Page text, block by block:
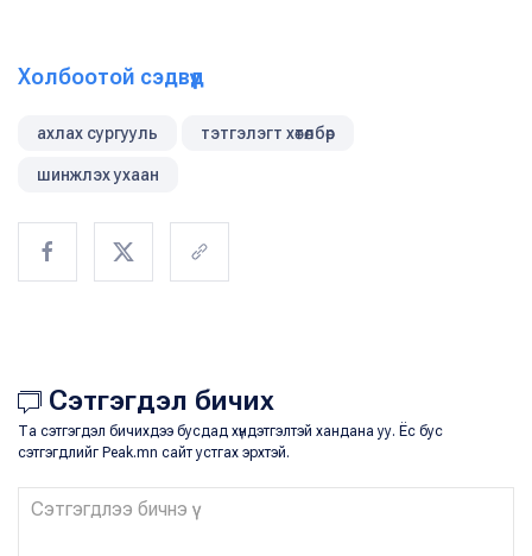
Холбоотой сэдвүүд
ахлах сургууль тэтгэлэгт хөтөлбөр
шинжлэх ухаан
Сэтгэгдэл бичих
Та сэтгэгдэл бичихдээ бусдад хүндэтгэлтэй хандана уу. Ёс бус
сэтгэгдлийг Peak.mn сайт устгах эрхтэй.